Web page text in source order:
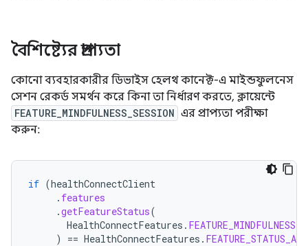
বৈশিষ্ট্যের প্রাপ্যতা
কোনো ব্যবহারকারীর ডিভাইস হেলথ কানেক্ট-এ মাইন্ডফুলনেস
সেশন রেকর্ড সমর্থন করে কিনা তা নির্ধারণ করতে, ক্লায়েন্টে
FEATURE_MINDFULNESS_SESSION এর প্রাপ্যতা পরীক্ষা
করুন:
if (healthConnectClient
. features
.getFeatureStatus(
HealthConnectFeatures .
)
== HealthConnectFeatures .